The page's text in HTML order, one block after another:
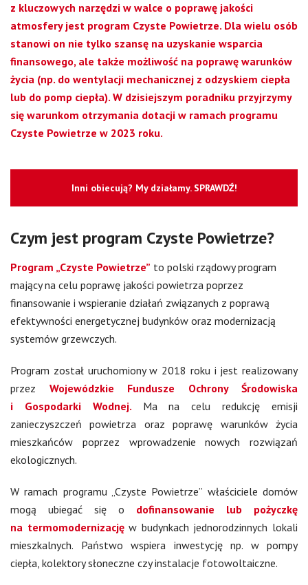
z kluczowych narzędzi w walce o poprawę jakości
atmosfery jest program Czyste Powietrze. Dla wielu osób
stanowi on nie tylko szansę na uzyskanie wsparcia
finansowego, ale także możliwość na poprawę warunków
życia (np. do wentylacji mechanicznej z odzyskiem ciepła
lub do pomp ciepła). W dzisiejszym poradniku przyjrzymy
się warunkom otrzymania dotacji w ramach programu
Czyste Powietrze w 2023 roku.
Inni obiecują? My działamy. SPRAWDŹ!
Czym jest program Czyste Powietrze?
Program „Czyste Powietrze” to polski rządowy program
mający na celu poprawę jakości powietrza poprzez
finansowanie i wspieranie działań związanych z poprawą
efektywności energetycznej budynków oraz modernizacją
systemów grzewczych.
Program został uruchomiony w 2018 roku i jest realizowany
przez Wojewódzkie Fundusze Ochrony Środowiska
i Gospodarki Wodnej. Ma na celu redukcję emisji
zanieczyszczeń powietrza oraz poprawę warunków życia
mieszkańców poprzez wprowadzenie nowych rozwiązań
ekologicznych.
W ramach programu „Czyste Powietrze” właściciele domów
mogą ubiegać się o dofinansowanie lub pożyczkę
na termomodernizacjęw budynkach jednorodzinnych lokali
mieszkalnych. Państwo wspiera inwestycję np. w pompy
ciepła, kolektory słoneczne czy instalacje fotowoltaiczne.